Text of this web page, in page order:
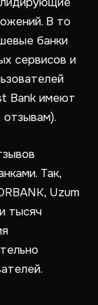
В то
банки
сервисов и
Bank имеют
отзывам).
Так,
Uzum
тысяч